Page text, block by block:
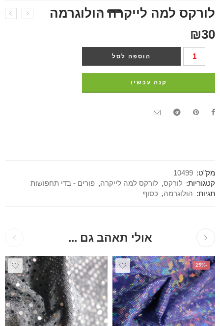
לורקס למה לייקרה הולוגרמה
₪30
הוספה לסל
קנה עכשיו
מק"ט: 10499
קטגוריות: לורקס, לורקס למה לייקרה, פורים - בדי תחפושות
תגיות: הולוגרמה, כסוף
אולי תאהב גם ...
-25%